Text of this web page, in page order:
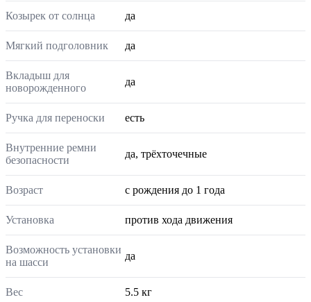
Козырек от солнца да
Мягкий подголовник да
Вкладыш для
новорожденного
да
Ручка для переноски есть
Внутренние ремни
безопасности
да, трёхточечные
Возраст с рождения до 1 года
Установка против хода движения
Возможность установки
на шасси
да
Вес 5.5 кг